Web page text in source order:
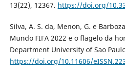
13(22), 12367. https://doi.org/
Silva, A. S. da, Menon, G. e
Mundo FIFA 2022 e o flagelo da
Department University of Sao
https://doi.org/10.11606/